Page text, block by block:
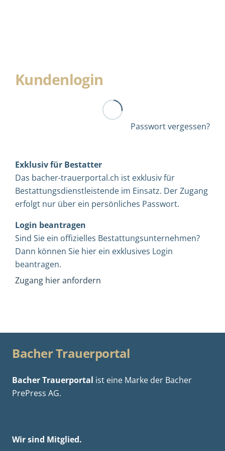
Kundenlogin
Passwort vergessen?
Exklusiv für Bestatter
Das bacher-trauerportal.ch ist exklusiv für
Bestattungsdienstleistende im Einsatz. Der Zugang
erfolgt nur über ein persönliches Passwort.
Login beantragen
Sind Sie ein offizielles Bestattungsunternehmen?
Dann können Sie hier ein exklusives Login
beantragen.
Zugang hier anfordern
Bacher Trauerportal
Bacher Trauerportal ist eine Marke der Bacher
PrePress AG.
Wir sind Mitglied.